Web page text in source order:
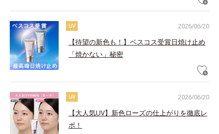
2026/06/20
UV
【待望の新色も！】ベスコス受賞日焼け止め
「焼かない」秘密
2026/06/20
UV
【大人気UV】新色ローズの仕上がりを徹底レ
ポ！